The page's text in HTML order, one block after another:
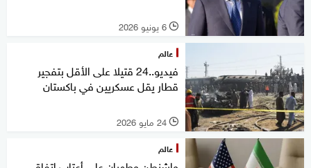
l 6 يونيو 2026
عالم
فيديو..24 قتيلا على الأقل بتفجير
قطار يقل عسكريين في باكستان
l 24 مايو 2026
عالم